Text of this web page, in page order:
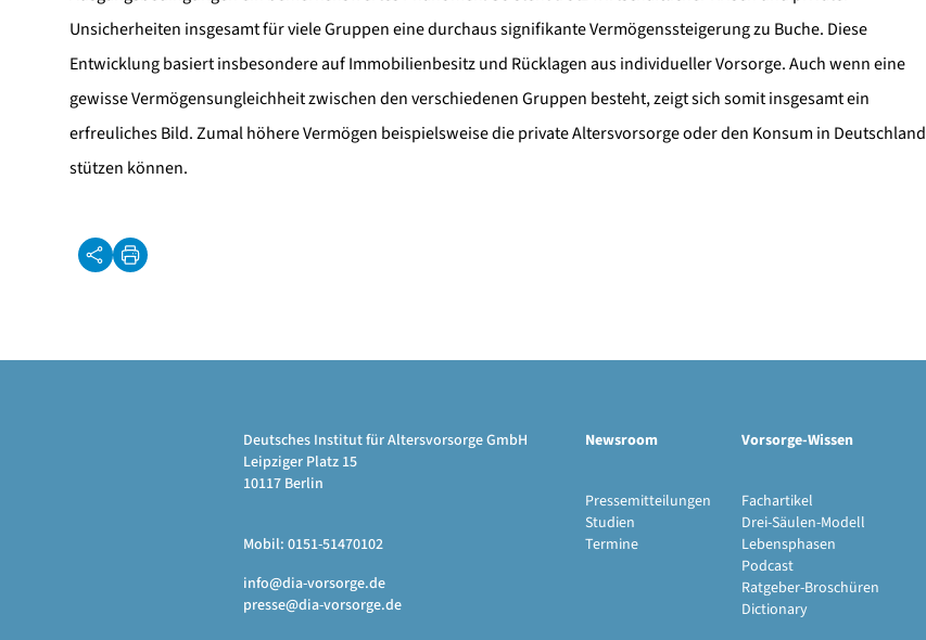
Unsicherheiten insgesamt für viele Gruppen eine durchaus signifikante Vermögenssteigerung zu Buche. Diese
Entwicklung basiert insbesondere auf Immobilienbesitz und Rücklagen aus individueller Vorsorge. Auch wenn eine
gewisse Vermögensungleichheit zwischen den verschiedenen Gruppen besteht, zeigt sich somit insgesamt ein
erfreuliches Bild. Zumal höhere Vermögen beispielsweise die private Altersvorsorge oder den Konsum in Deutschland
stützen können.
Deutsches Institut für Altersvorsorge GmbH
Leipziger Platz 15
10117 Berlin
Mobil: 0151-51470102
info@dia-vorsorge.de
presse@dia-vorsorge.de
Newsroom
Pressemitteilungen
Studien
Termine
Vorsorge-Wissen
Fachartikel
Drei-Säulen-Modell
Lebensphasen
Podcast
Ratgeber-Broschüren
Dictionary